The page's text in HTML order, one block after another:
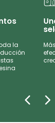
la